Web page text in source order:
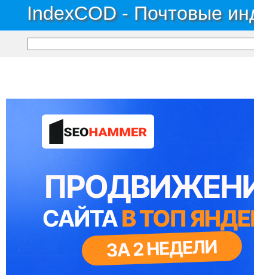
IndexCOD - Почтовые